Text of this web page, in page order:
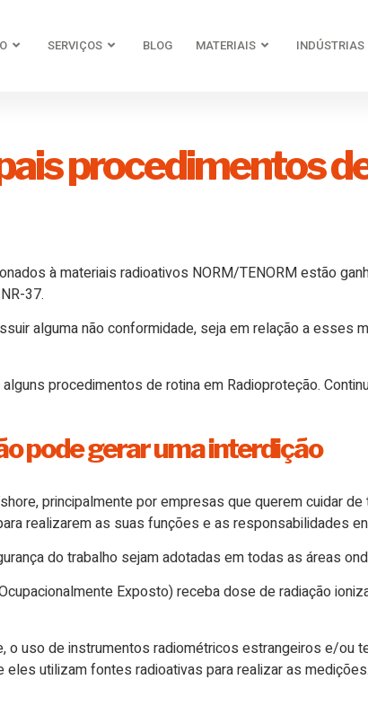
SERVIÇOS BLOG MATERIAIS INDÚSTRIAS
procedimentos
à materiais radioativos NORM/TENORM estão
37.
alguma não conformidade, seja em relação a esses
procedimentos de rotina em Radioproteção.
pode gerar uma interdição
principalmente por empresas que querem cuidar
realizarem as suas funções e as responsabilidades
do trabalho sejam adotadas em todas as áreas
Exposto) receba dose de radiação
o uso de instrumentos radiométricos estrangeiros e/
utilizam fontes radioativas para realizar as medições.